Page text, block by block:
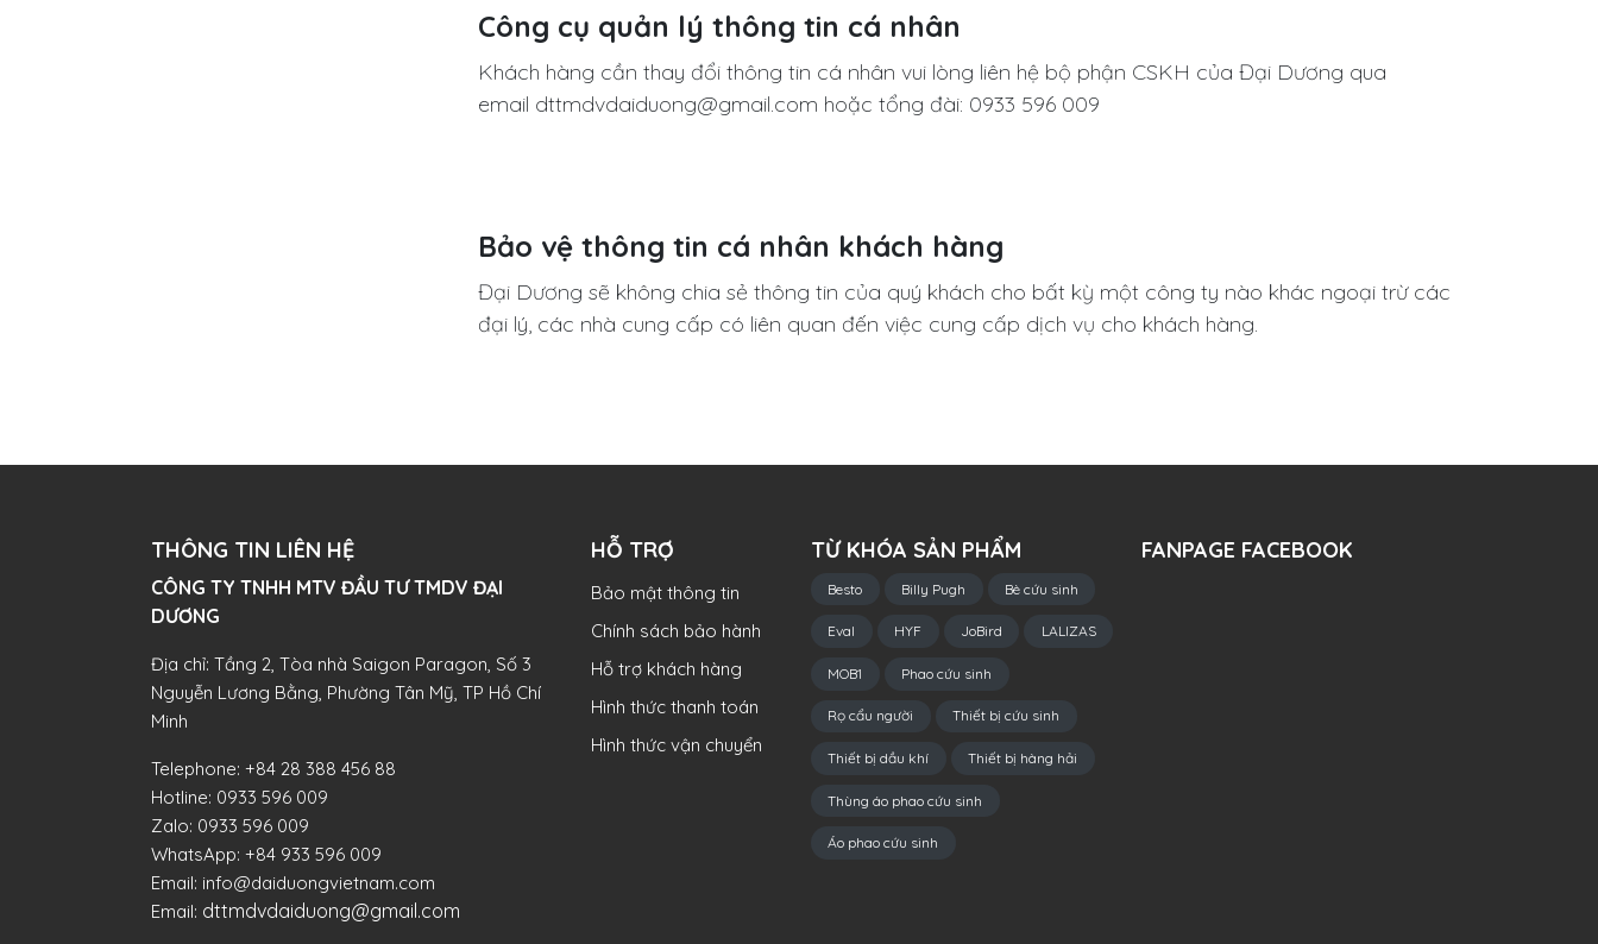
Công cụ quản lý thông tin cá nhân​
Khách hàng cần thay đổi thông tin cá nhân vui lòng liên hệ bộ phận CSKH của Đại Dương qua
email dttmdvdaiduong@gmail.com hoặc tổng đài: 0933 596 009
Bảo vệ thông tin cá nhân khách hàng​
Đại Dương sẽ không chia sẻ thông tin của quý khách cho bất kỳ một công ty nào khác ngoại trừ các
đại lý, các nhà cung cấp có liên quan đến việc cung cấp dịch vụ cho khách hàng.
THÔNG TIN LIÊN HỆ
CÔNG TY TNHH MTV ĐẦU TƯ TMDV ĐẠI
DƯƠNG​
Địa chỉ: Tầng 2, Tòa nhà Saigon Paragon, Số 3
Nguyễn Lương Bằng, Phường Tân Mỹ, TP Hồ Chí
Minh
Telephone: +84 28 388 456 88
Hotline: 0933 596 009
Zalo: 0933 596 009
WhatsApp: +84 933 596 009
Email: info@daiduongvietnam.com
Email: dttmdvdaiduong@gmail.com
HỖ TRỢ
Bảo mật thông tin
Chính sách bảo hành
Hỗ trợ khách hàng
Hình thức thanh toán
Hình thức vận chuyển
TỪ KHÓA SẢN PHẨM
Besto Billy Pugh Bè cứu sinh
Eval HYF JoBird LALIZAS
MOB1 Phao cứu sinh
Rọ cẩu người Thiết bị cứu sinh
Thiết bị dầu khí Thiết bị hàng hải
Thùng áo phao cứu sinh
Áo phao cứu sinh
FANPAGE FACEBOOK